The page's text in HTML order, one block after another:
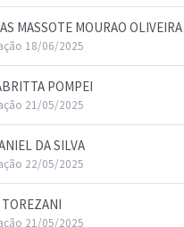
MASSOTE MOURAO OLIVEIRA
18/06/2025
POMPEI
21/05/2025
DA SILVA
22/05/2025
21/05/2025